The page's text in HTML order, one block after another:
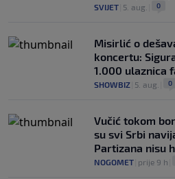
SVIJET 5. aug. 0
Misirlić o
koncertu:
1.000 ulaznica
SHOWBIZ 5. aug. 0
Vučić tokom
su svi Srbi
Partizana nisu
NOGOMET prije 9 h